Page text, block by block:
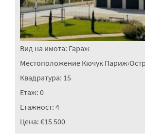
Вид на имота: Гараж
Местоположение Кючук Париж›
Квадратура: 15
Етаж: 0
Етажност: 4
Цена: €15 500